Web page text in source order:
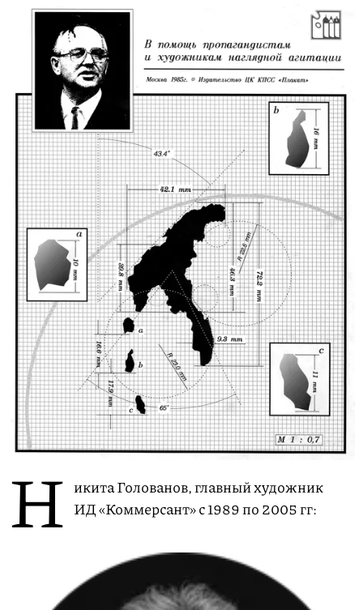
Н икита Голованов, главный художник
ИД «Коммерсант» с 1989 по 2005 гг: